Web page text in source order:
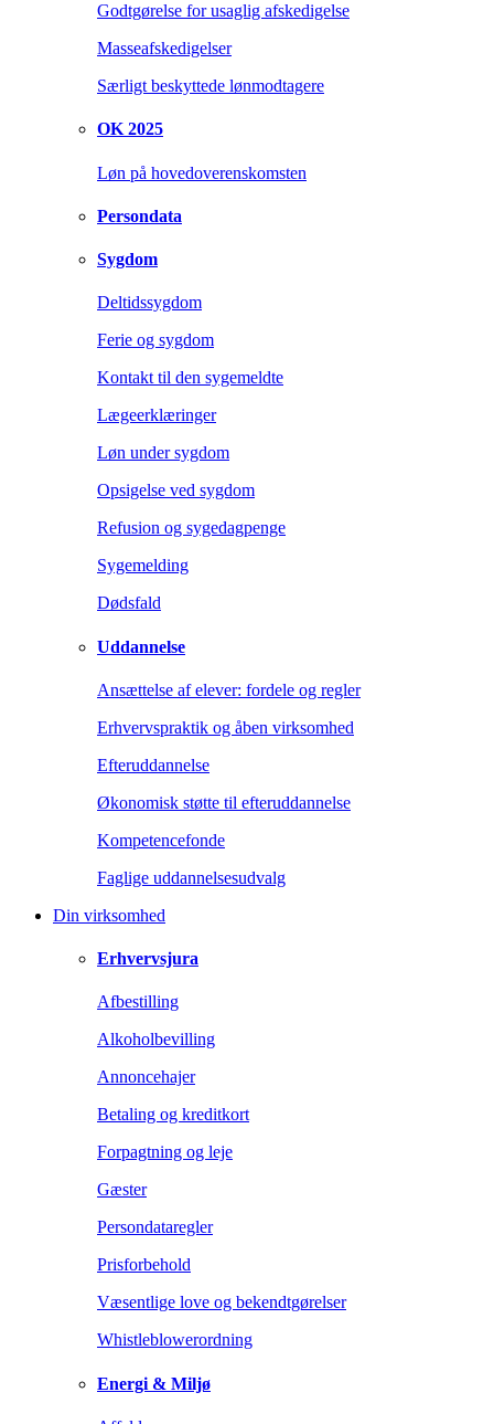
Godtgørelse for usaglig afskedigelse
Masseafskedigelser
Særligt beskyttede lønmodtagere
OK 2025
Løn på hovedoverenskomsten
Persondata
Sygdom
Deltidssygdom
Ferie og sygdom
Kontakt til den sygemeldte
Lægeerklæringer
Løn under sygdom
Opsigelse ved sygdom
Refusion og sygedagpenge
Sygemelding
Dødsfald
Uddannelse
Ansættelse af elever: fordele og regler
Erhvervspraktik og åben virksomhed
Efteruddannelse
Økonomisk støtte til efteruddannelse
Kompetencefonde
Faglige uddannelsesudvalg
Din virksomhed
Erhvervsjura
Afbestilling
Alkoholbevilling
Annoncehajer
Betaling og kreditkort
Forpagtning og leje
Gæster
Persondataregler
Prisforbehold
Væsentlige love og bekendtgørelser
Whistleblowerordning
Energi & Miljø